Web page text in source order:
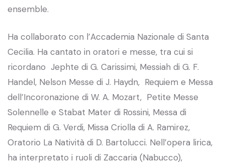
ensemble.
Ha collaborato con l’Accademia Nazionale di Santa
Cecilia. Ha cantato in oratori e messe, tra cui si
ricordano Jephte di G. Carissimi, Messiah di G. F.
Handel, Nelson Messe di J. Haydn, Requiem e Messa
dell’Incoronazione di W. A. Mozart, Petite Messe
Solennelle e Stabat Mater di Rossini, Messa di
Requiem di G. Verdi, Missa Criolla di A. Ramirez,
Oratorio La Natività di D. Bartolucci. Nell’opera lirica,
ha interpretato i ruoli di Zaccaria (Nabucco),